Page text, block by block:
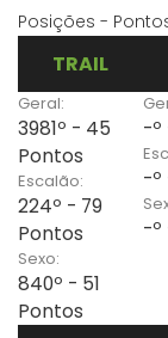
Posições -
TRAIL
Geral:
3981º - 45
Pontos
Escalão:
224º - 79
Pontos
Sexo:
840º - 51
Pontos
-º
-º
-º